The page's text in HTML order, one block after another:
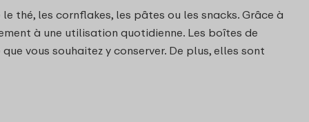
thé, les cornflakes, les pâtes ou les snacks. Grâce à
à une utilisation quotidienne. Les boîtes de
vous souhaitez y conserver. De plus, elles sont